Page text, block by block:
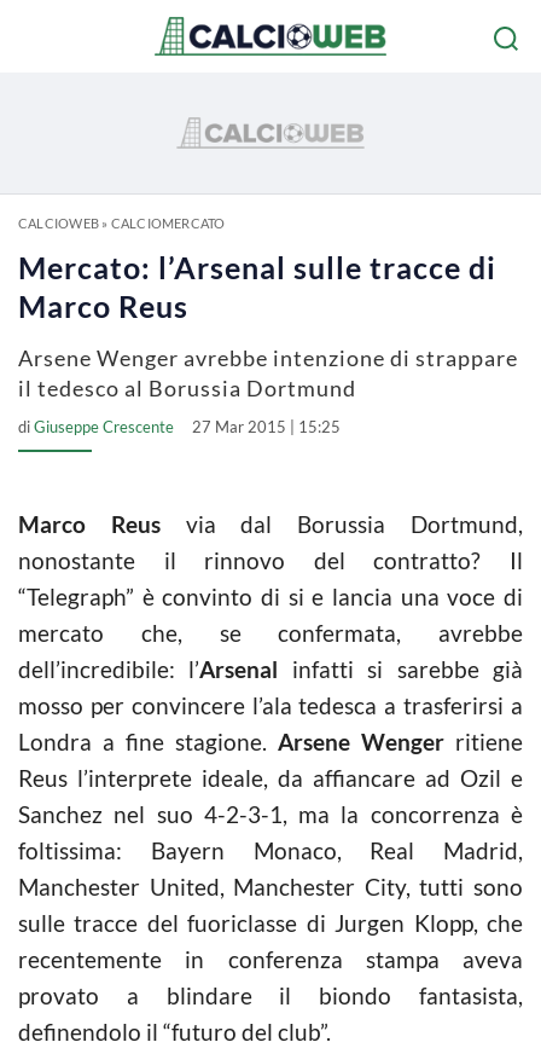
CALCIOWEB» CALCIOMERCATO
Mercato: l’Arsenal sulle tracce di
Marco Reus
Arsene Wenger avrebbe intenzione di strappare
il tedesco al Borussia Dortmund
diGiuseppe Crescente 27 Mar 2015 | 15:25
Marco Reusvia dal Borussia Dortmund,
nonostante il rinnovo del contratto? Il
“Telegraph” è convinto di si e lancia una voce di
mercato che, se confermata, avrebbe
dell’incredibile: l’Arsenal infatti si sarebbe già
mosso per convincere l’ala tedesca a trasferirsi a
Londra a fine stagione. Arsene Wenger ritiene
Reus l’interprete ideale, da affiancare ad Ozil e
Sanchez nel suo 4-2-3-1, ma la concorrenza è
foltissima: Bayern Monaco, Real Madrid,
Manchester United, Manchester City, tutti sono
sulle tracce del fuoriclasse di Jurgen Klopp, che
recentemente in conferenza stampa aveva
provato a blindare il biondo fantasista,
definendolo il “futuro del club”.